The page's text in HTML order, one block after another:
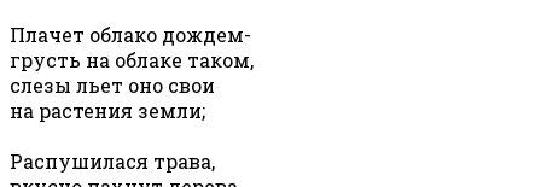
Плачет облако дождем-
грусть на облаке таком,
слезы льет оно свои
на растения земли;
Распушилася трава,